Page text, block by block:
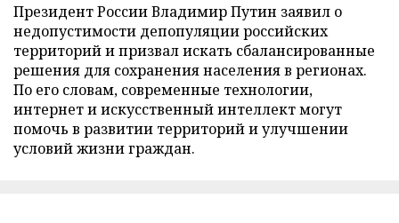
Президент России Владимир Путин заявил о
недопустимости депопуляции российских
территорий и призвал искать сбалансированные
решения для сохранения населения в регионах.
По его словам, современные технологии,
интернет и искусственный интеллект могут
помочь в развитии территорий и улучшении
условий жизни граждан.